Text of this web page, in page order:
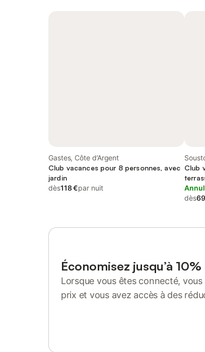
Gastes, Côte d’Argent
Club vacances pour 8 personnes, avec
jardin
dès118 €par nuit
Club
dès
Économisez jusqu’à
Lorsque vous êtes connecté,
prix et vous avez accès à des